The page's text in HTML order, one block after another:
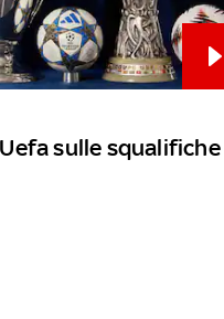
sulle squalifiche